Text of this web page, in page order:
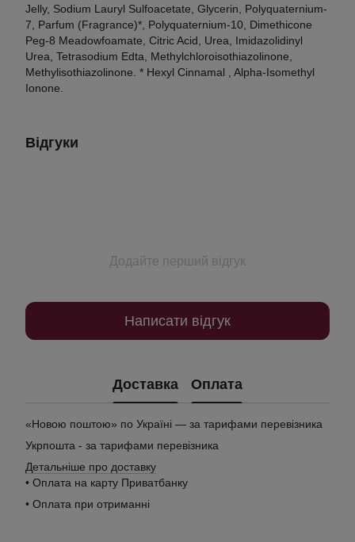
Jelly, Sodium Lauryl Sulfoacetate, Glycerin, Polyquaternium-
7, Parfum (Fragrance)*, Polyquaternium-10, Dimethicone
Peg-8 Meadowfoamate, Citric Acid, Urea, Imidazolidinyl
Urea, Tetrasodium Edta, Methylchloroisothiazolinone,
Methylisothiazolinone. * Hexyl Cinnamal , Alpha-Isomethyl
Ionone.
Відгуки
Додайте перший відгук
Написати відгук
Доставка Оплата
«Новою поштою» по Україні — за тарифами перевізника
Укрпошта - за тарифами перевізника
Детальніше про доставку
• Оплата на карту Приватбанку
• Оплата при отриманні